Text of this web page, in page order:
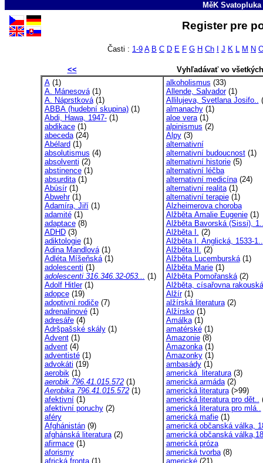
MěK
Register pre
Časti : 1-9 A B C D E F G H Ch J K L M N
<<
Vyhľadávať vo
A(1)
A. Mánesová(1)
A. Náprstková(1)
ABBA (hudební skupina)(1)
Abdi, Hawa, 1947-(1)
abdikace(1)
abeceda(24)
Abélard (1)
absolutismus (4)
absolventi (2)
abstinence(1)
absurdita(1)
Abúsír(1)
Abwehr(1)
Adamíra, Jiří(1)
adamité(1)
adaptace(8)
ADHD(3)
adiktologie(1)
Adina Mandlová(1)
Adléta Míšeňská(1)
adolescenti (1)
adolescenti 316.346.32-053... (1)
Adolf Hitler(1)
adopce(19)
adoptivní rodiče(7)
adrenalinové(1)
adresáře(4)
Adršpašské skály(1)
Advent(1)
advent(4)
adventisté(1)
advokáti (19)
aerobik(1)
aerobik 796.41.015.572(1)
Aerobika 796.41.015.572(1)
afektivní(1)
afektivní poruchy(2)
aféry
Afghánistán(9)
afghánská literatura(2)
afirmace(1)
aforismy
africká fronta(1)
alkoholismus (33)
Allende, Salvador(1)
Allilujeva, Svetlana Josifo..
almanachy(1)
aloe vera(1)
alpinismus (2)
Alpy(3)
alternativní
alternativní budoucnost(1)
alternativní historie(5)
alternativní léčba
alternativní medicína(24)
alternativní realita(1)
alternativní terapie(1)
Alzheimerova choroba
Alžběta Amalie Eugenie(1)
Alžběta Bavorská (Sissi),
Alžběta I. (2)
Alžběta I. Anglická, 1533-1..
Alžběta II. (2)
Alžběta Lucemburská(1)
Alžběta Marie(1)
Alžběta Pomořanská(2)
Alžběta, císařovna rakouská
Alžír(1)
alžírská literatura(2)
Alžírsko(1)
Amálka(1)
amatérské(1)
Amazonie(8)
Amazonka(1)
Amazonky(1)
ambasády(1)
americká literatura(3)
americká armáda(2)
americká literatura(>99)
americká literatura pro dět..
americká literatura pro mlá..
americká mafie(1)
americká občanská válka,
americká občanská
americká próza
americká tvorba(8)
americké(21)